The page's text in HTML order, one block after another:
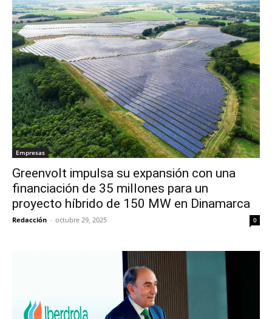
Empresas
Greenvolt impulsa su expansión con una
financiación de 35 millones para un
proyecto híbrido de 150 MW en Dinamarca
Redacción - octubre 29, 2025 0